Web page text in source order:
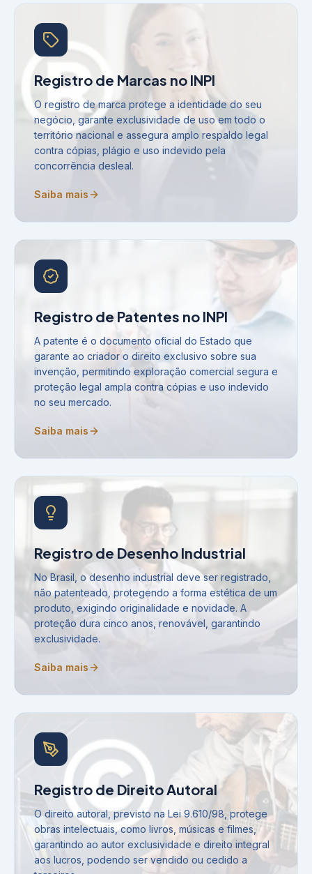
Registro de Marcas no INPI
O registro de marca protege a identidade do seu
negócio, garante exclusividade de uso em todo o
território nacional e assegura amplo respaldo legal
contra cópias, plágio e uso indevido pela
concorrência desleal.
Saiba mais
Registro de Patentes no INPI
A patente é o documento oficial do Estado que
garante ao criador o direito exclusivo sobre sua
invenção, permitindo exploração comercial segura e
proteção legal ampla contra cópias e uso indevido
no seu mercado.
Saiba mais
Registro de Desenho Industrial
No Brasil, o desenho industrial deve ser registrado,
não patenteado, protegendo a forma estética de um
produto, exigindo originalidade e novidade. A
proteção dura cinco anos, renovável, garantindo
exclusividade.
Saiba mais
Registro de Direito Autoral
O direito autoral, previsto na Lei 9.610/98, protege
obras intelectuais, como livros, músicas e filmes,
garantindo ao autor exclusividade e direito integral
aos lucros, podendo ser vendido ou cedido a